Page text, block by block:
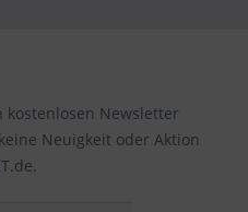
kostenlosen Newsletter
Neuigkeit oder Aktion